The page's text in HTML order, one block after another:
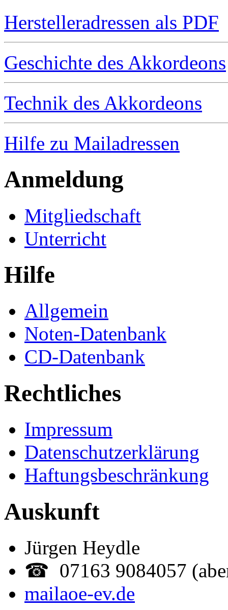
Herstelleradressen als PDF
Geschichte des Akkordeons
Technik des Akkordeons
Hilfe zu Mailadressen
Anmeldung
Mitgliedschaft
Unterricht
Hilfe
Allgemein
Noten-Datenbank
CD-Datenbank
Rechtliches
Impressum
Datenschutzerklärung
Haftungsbeschränkung
Auskunft
Jürgen Heydle
☎ 07163 9084057
mailaoe-ev.de